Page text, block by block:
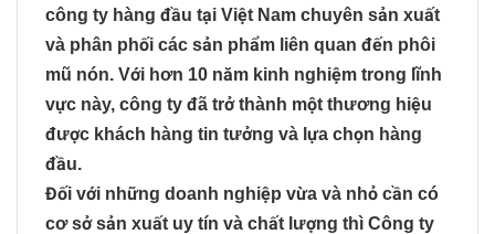
công ty hàng đầu tại Việt Nam chuyên sản xuất
và phân phối các sản phẩm liên quan đến phôi
mũ nón. Với hơn 10 năm kinh nghiệm trong lĩnh
vực này, công ty đã trở thành một thương hiệu
được khách hàng tin tưởng và lựa chọn hàng
đầu.
Đối với những doanh nghiệp vừa và nhỏ cần có
cơ sở sản xuất uy tín và chất lượng thì Công ty